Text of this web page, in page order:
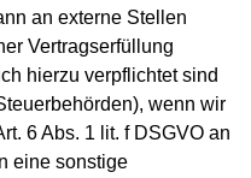
an externe Stellen
Vertragserfüllung
hierzu verpflichtet sind
wenn wir
6 Abs. 1 lit. f DSGVO an
eine sonstige